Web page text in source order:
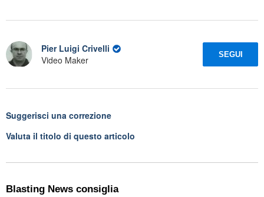
Pier Luigi Crivelli
Video Maker
SEGUI
Suggerisci una correzione
Valuta il titolo di questo articolo
Blasting News consiglia